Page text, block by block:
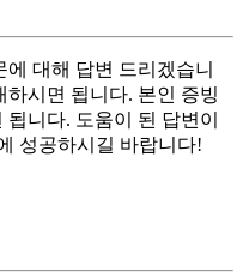
대해 답변 드리겠습니
시면 됩니다. 본인 증빙
니다. 도움이 된 답변이
성공하시길 바랍니다!